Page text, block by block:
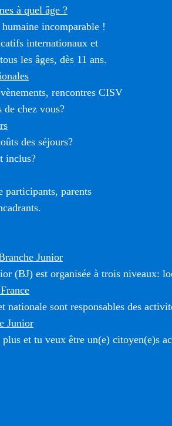
à quel âge ?
incomparable !
internationaux et
les âges, dès 11 ans.
rencontres CISV
de chez vous?
des séjours?
inclus?
participants, parents
Junior
(BJ) est organisée à trois niveaux:
nationale sont responsables des
Junior
plus et tu veux être un(e) citoyen(e)s